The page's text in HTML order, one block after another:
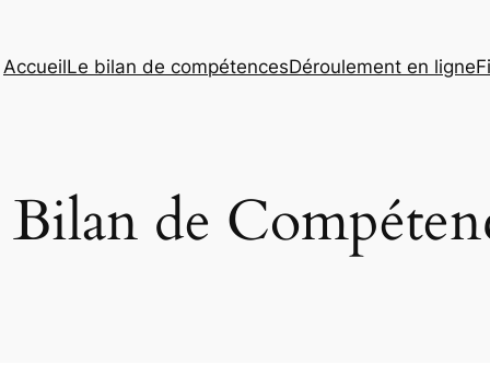
AccueilLe bilan de compétencesDéroulement en ligne
de